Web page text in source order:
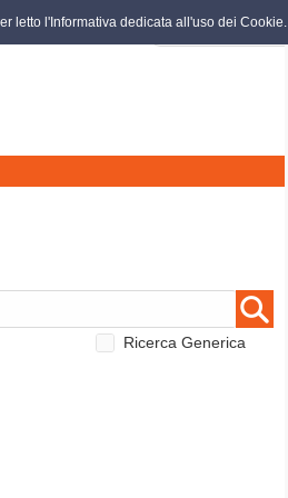
Ricerca Generica
letto l'Informativa dedicata all'uso dei Cookie.